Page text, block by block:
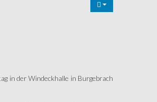
in der Windeckhalle in Burgebrach